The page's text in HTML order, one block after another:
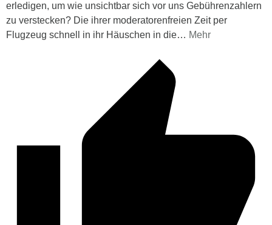
erledigen, um wie unsichtbar sich vor uns Gebührenzahlern
zu verstecken? Die ihrer moderatorenfreien Zeit per
Flugzeug schnell in ihr Häuschen in die… Mehr